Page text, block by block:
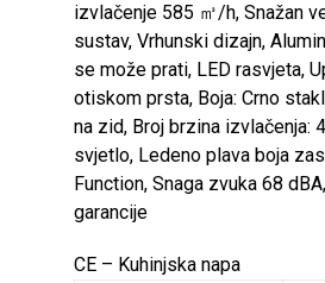
izvlačenje 585 ㎥/h, Snažan
sustav, Vrhunski dizajn,
se može prati, LED rasvjeta,
otiskom prsta, Boja: Crno
na zid, Broj brzina izvlačenja:
svjetlo, Ledeno plava boja
Function, Snaga zvuka 68
garancije
CE – Kuhinjska napa